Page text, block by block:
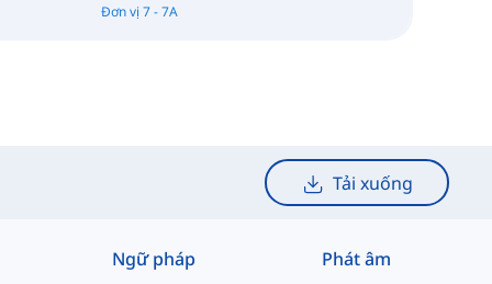
Đơn vị 7 - 7A
Tải xuống
Ngữ pháp Phát âm